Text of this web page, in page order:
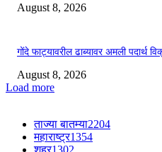
August 8, 2026
गोंदे फाट्यावरील ढाब्यावर अमली पदार्थ
August 8, 2026
Load more
ताज्या बातम्या2204
महाराष्ट्र1354